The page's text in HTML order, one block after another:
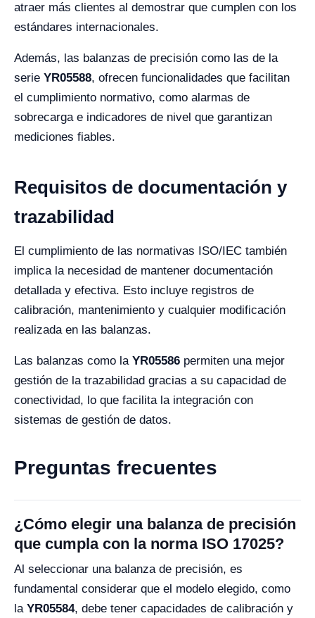
atraer más clientes al demostrar que cumplen con los
estándares internacionales.
Además, las balanzas de precisión como las de la
serie YR05588, ofrecen funcionalidades que facilitan
el cumplimiento normativo, como alarmas de
sobrecarga e indicadores de nivel que garantizan
mediciones fiables.
Requisitos de documentación y
trazabilidad
El cumplimiento de las normativas ISO/IEC también
implica la necesidad de mantener documentación
detallada y efectiva. Esto incluye registros de
calibración, mantenimiento y cualquier modificación
realizada en las balanzas.
Las balanzas como la YR05586 permiten una mejor
gestión de la trazabilidad gracias a su capacidad de
conectividad, lo que facilita la integración con
sistemas de gestión de datos.
Preguntas frecuentes
¿Cómo elegir una balanza de precisión
que cumpla con la norma ISO 17025?
Al seleccionar una balanza de precisión, es
fundamental considerar que el modelo elegido, como
la YR05584, debe tener capacidades de calibración y